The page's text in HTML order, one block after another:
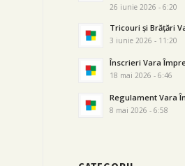
26 iunie 2026 - 6:20
Tricouri și Brățări
3 iunie 2026 - 11:20
Înscrieri Vara
18 mai 2026 - 6:46
Regulament Vara
8 mai 2026 - 6:58